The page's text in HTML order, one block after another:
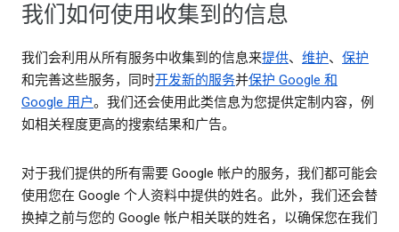
我们如何使用收集到的信息
我们会利用从所有服务中收集到的信息来提供、 维护、 保护
和完善这些服务，同时开发新的服务并保护 Google 和
Google 用户。我们还会使用此类信息为您提供定制内容，例
如相关程度更高的搜索结果和广告。
对于我们提供的所有需要 Google 帐户的服务，我们都可能会
使用您在 Google 个人资料中提供的姓名。此外，我们还会替
换掉之前与您的 Google 帐户相关联的姓名，以确保您在我们